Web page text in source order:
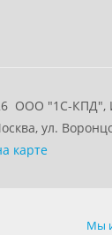
ООО "1С-КПД",
, ул.
карте
работ иМы